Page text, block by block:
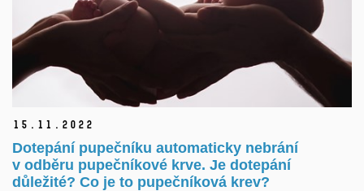
15. 11. 2022
Dotepání pupečníku automaticky nebrání
v odběru pupečníkové krve. Je dotepání
důležité? Co je to pupečníková krev?